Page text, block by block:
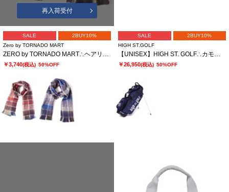
再入荷受付
SALE
2BUY10%
Zero by TORNADO MART
￥3,740(税込) 50%OFF
SALE
2BUY10%
HIGH ST.GOLF
￥26,950(税込) 50%OFF